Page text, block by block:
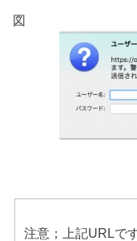
図
注意；上記URLで